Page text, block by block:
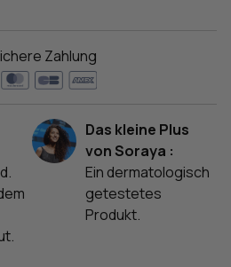
Zahlung
Das kleine Plus
von Soraya :
Ein dermatologisch
getestetes
Produkt.